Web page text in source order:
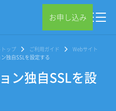
お申し込み
ップ ご利用ガイド
Webサイト
独自SSLを設定する
ン独自SSLを設